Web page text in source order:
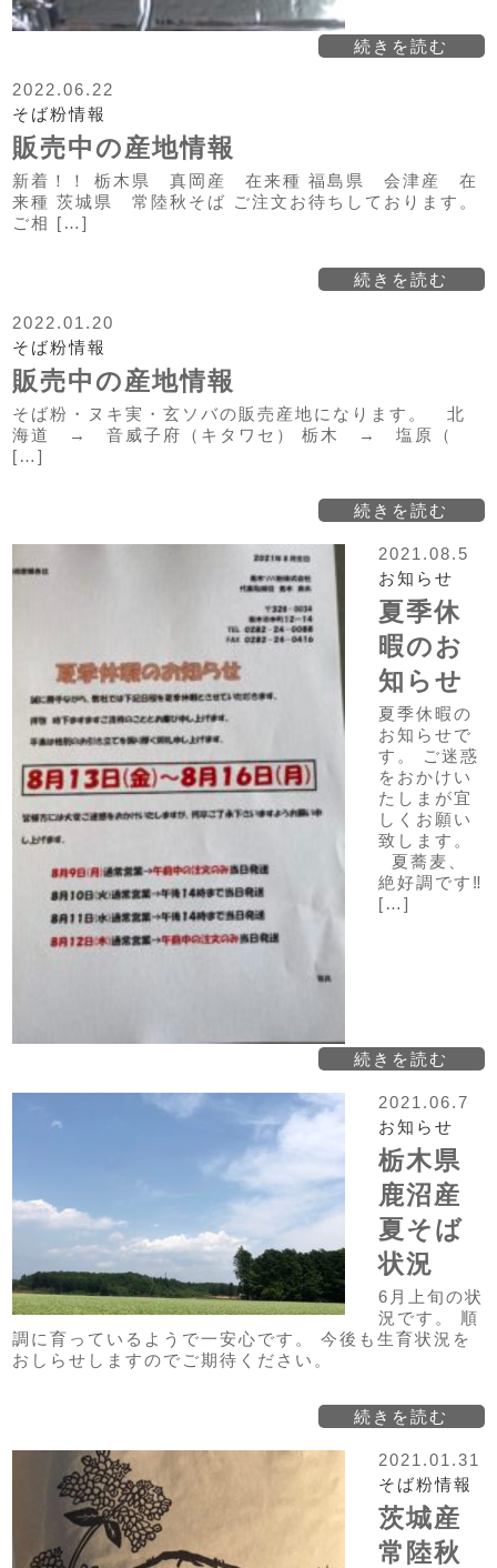
続きを読む
2022.06.22
そば粉情報
販売中の産地情報
新着！！ 栃木県 真岡産 在来種 福島県 会津産 在
来種 茨城県 常陸秋そば ご注文お待ちしております。
ご相 […]
続きを読む
2022.01.20
そば粉情報
販売中の産地情報
そば粉・ヌキ実・玄ソバの販売産地になります。 北
海道 → 音威子府（キタワセ） 栃木 → 塩原（
[…]
続きを読む
2021.08.5
お知らせ
夏季休
暇のお
知らせ
夏季休暇の
お知らせで
す。 ご迷惑
をおかけい
たしまが宜
しくお願い
致します。
夏蕎麦、
絶好調です‼
[…]
続きを読む
2021.06.7
お知らせ
栃木県
鹿沼産
夏そば
状況
6月上旬の状
況です。 順
調に育っているようで一安心です。 今後も生育状況を
おしらせしますのでご期待ください。
続きを読む
2021.01.31
そば粉情報
茨城産
常陸秋